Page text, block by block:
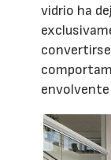
vidrio ha